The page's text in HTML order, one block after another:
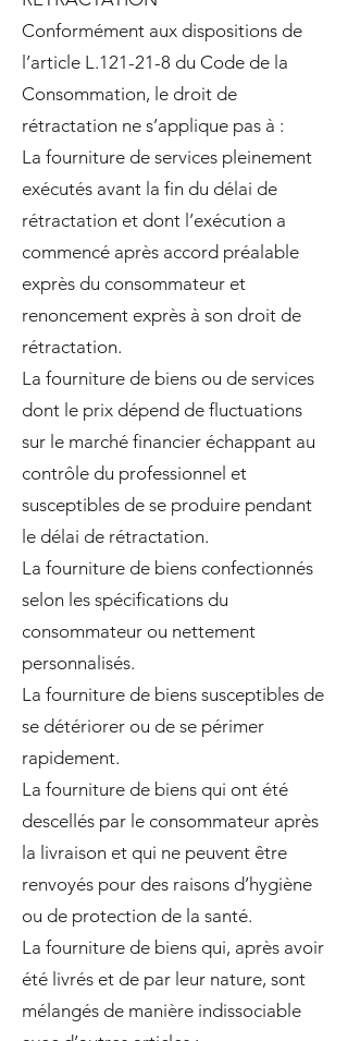
Conformément aux dispositions de
l’article L.121-21-8 du Code de la
Consommation, le droit de
rétractation ne s’applique pas à :
La fourniture de services pleinement
exécutés avant la fin du délai de
rétractation et dont l’exécution a
commencé après accord préalable
exprès du consommateur et
renoncement exprès à son droit de
rétractation.
La fourniture de biens ou de services
dont le prix dépend de fluctuations
sur le marché financier échappant au
contrôle du professionnel et
susceptibles de se produire pendant
le délai de rétractation.
La fourniture de biens confectionnés
selon les spécifications du
consommateur ou nettement
personnalisés.
La fourniture de biens susceptibles de
se détériorer ou de se périmer
rapidement.
La fourniture de biens qui ont été
descellés par le consommateur après
la livraison et qui ne peuvent être
renvoyés pour des raisons d’hygiène
ou de protection de la santé.
La fourniture de biens qui, après avoir
été livrés et de par leur nature, sont
mélangés de manière indissociable